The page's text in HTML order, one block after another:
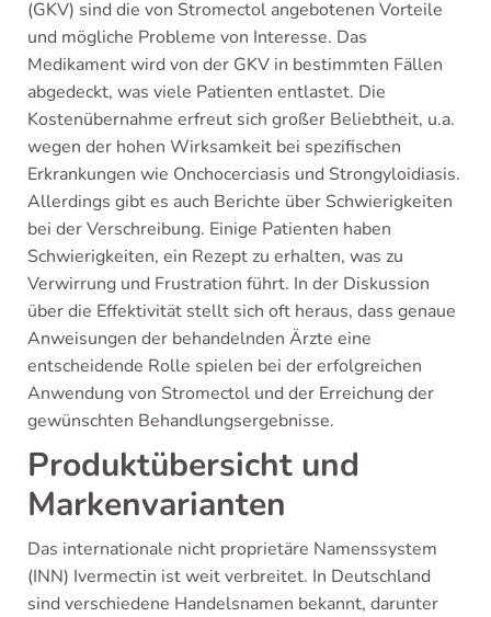
(GKV) sind die von Stromectol angebotenen Vorteile
und mögliche Probleme von Interesse. Das
Medikament wird von der GKV in bestimmten Fällen
abgedeckt, was viele Patienten entlastet. Die
Kostenübernahme erfreut sich großer Beliebtheit, u.a.
wegen der hohen Wirksamkeit bei spezifischen
Erkrankungen wie Onchocerciasis und Strongyloidiasis.
Allerdings gibt es auch Berichte über Schwierigkeiten
bei der Verschreibung. Einige Patienten haben
Schwierigkeiten, ein Rezept zu erhalten, was zu
Verwirrung und Frustration führt. In der Diskussion
über die Effektivität stellt sich oft heraus, dass genaue
Anweisungen der behandelnden Ärzte eine
entscheidende Rolle spielen bei der erfolgreichen
Anwendung von Stromectol und der Erreichung der
gewünschten Behandlungsergebnisse.
Produktübersicht und
Markenvarianten
Das internationale nicht proprietäre Namenssystem
(INN) Ivermectin ist weit verbreitet. In Deutschland
sind verschiedene Handelsnamen bekannt, darunter